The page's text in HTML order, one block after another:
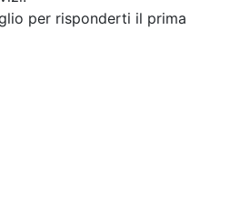
per risponderti il prima